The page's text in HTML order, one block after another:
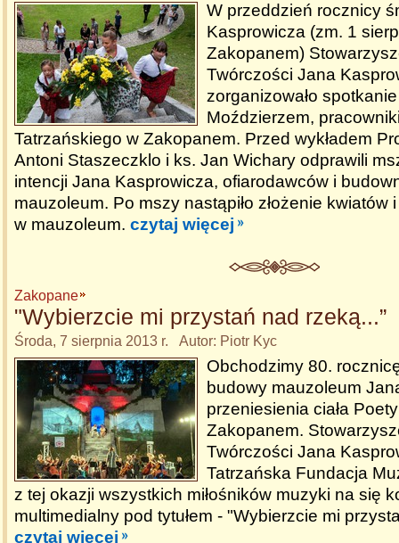
W przeddzień rocznicy
Kasprowicza (zm. 1
Zakopanem)
Twórczości Jana
zorganizowało
Moździerzem,
Tatrzańskiego w Zakopanem. Przed wykładem
Antoni Staszeczklo i ks. Jan Wichary odprawili
intencji Jana Kasprowicza, ofiarodawców i
mauzoleum. Po mszy nastąpiło złożenie kwiatów
w mauzoleum. czytaj więcej
Zakopane
"Wybierzcie mi przystań nad rzeką...”
Środa, 7 sierpnia 2013 r. Autor: Piotr Kyc
Obchodzimy 80.
budowy mauzoleum
przeniesienia ciała
Zakopanem.
Twórczości Jana
Tatrzańska Fundacja
z tej okazji wszystkich miłośników muzyki na się
multimedialny pod tytułem - "Wybierzcie mi
czytaj więcej